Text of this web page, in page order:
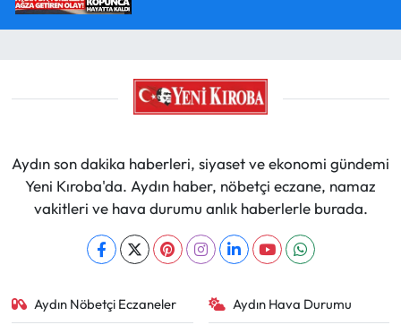
Aydın son dakika haberleri, siyaset ve ekonomi gündemi
Yeni Kıroba'da. Aydın haber, nöbetçi eczane, namaz
vakitleri ve hava durumu anlık haberlerle burada.
Aydın Nöbetçi Eczaneler Aydın Hava Durumu